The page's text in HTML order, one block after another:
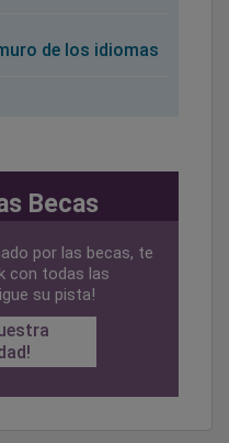
de los idiomas
Becas
por las becas, te
con todas las
su pista!